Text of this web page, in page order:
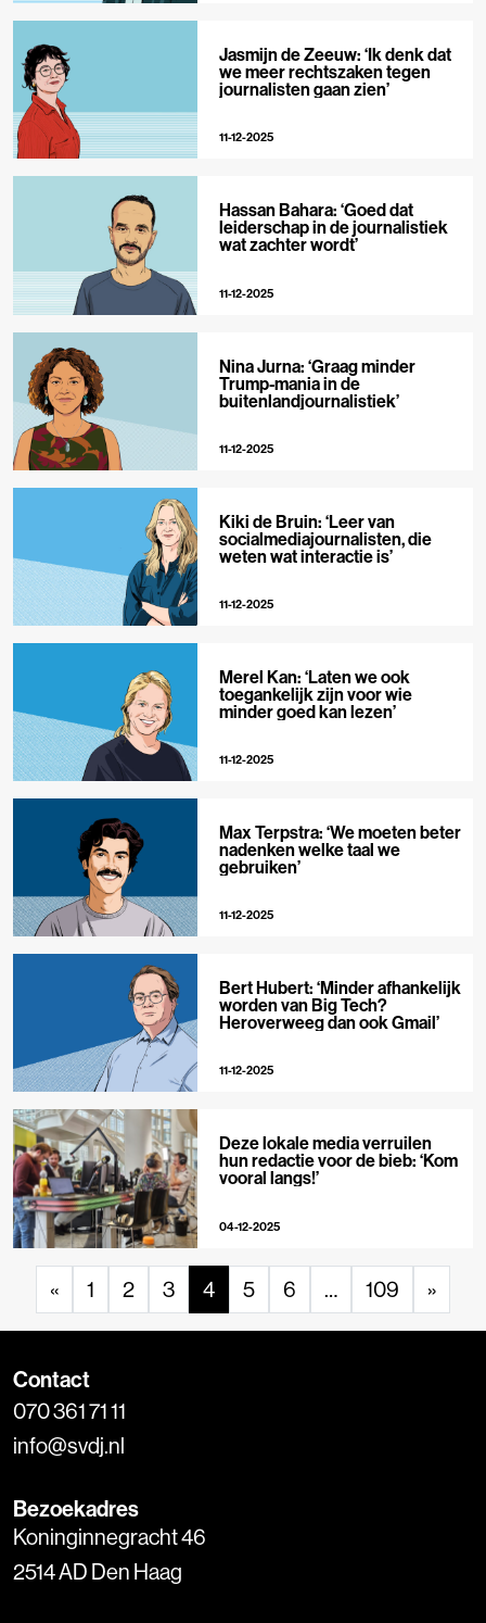
Jasmijn de Zeeuw: ‘Ik denk dat
we meer rechtszaken tegen
journalisten gaan zien’
11-12-2025
Hassan Bahara: ‘Goed dat
leiderschap in de journalistiek
wat zachter wordt’
11-12-2025
Nina Jurna: ‘Graag minder
Trump-mania in de
buitenlandjournalistiek’
11-12-2025
Kiki de Bruin: ‘Leer van
socialmediajournalisten, die
weten wat interactie is’
11-12-2025
Merel Kan: ‘Laten we ook
toegankelijk zijn voor wie
minder goed kan lezen’
11-12-2025
Max Terpstra: ‘We moeten beter
nadenken welke taal we
gebruiken’
11-12-2025
Bert Hubert: ‘Minder afhankelijk
worden van Big Tech?
Heroverweeg dan ook Gmail’
11-12-2025
Deze lokale media verruilen
hun redactie voor de bieb: ‘Kom
vooral langs!’
04-12-2025
« 1 2 3 4 5 6 … 109 »
Contact
070 361 71 11
info@svdj.nl
Bezoekadres
Koninginnegracht 46
2514 AD Den Haag